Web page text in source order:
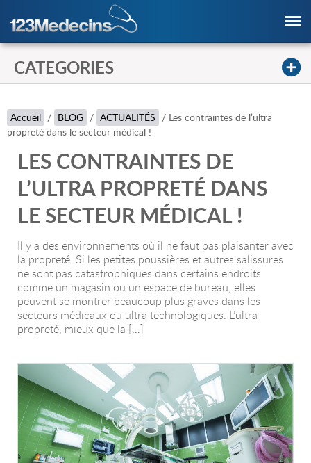
CATEGORIES
Accueil / BLOG / ACTUALITÉS / Les contraintes de l’ultra
propreté dans le secteur médical !
LES CONTRAINTES DE
L’ULTRA PROPRETÉ DANS
LE SECTEUR MÉDICAL !
Il y a des environnements où il ne faut pas plaisanter avec
la propreté. Si les petites poussières et autres salissures
ne sont pas catastrophiques dans certains endroits
comme un magasin ou un espace de bureau, elles
peuvent se montrer beaucoup plus graves dans les
secteurs médicaux ou ultra technologiques. L’ultra
propreté, mieux que la […]